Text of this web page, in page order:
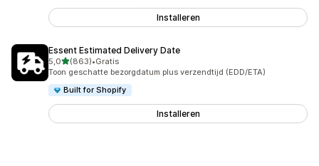
Installeren
Essent Estimated Delivery Date
5,0van 5 sterren
(863)
863 recensies in totaal
•Gratis
Toon geschatte bezorgdatum plus verzendtijd (EDD/ETA)
Built for Shopify
Installeren